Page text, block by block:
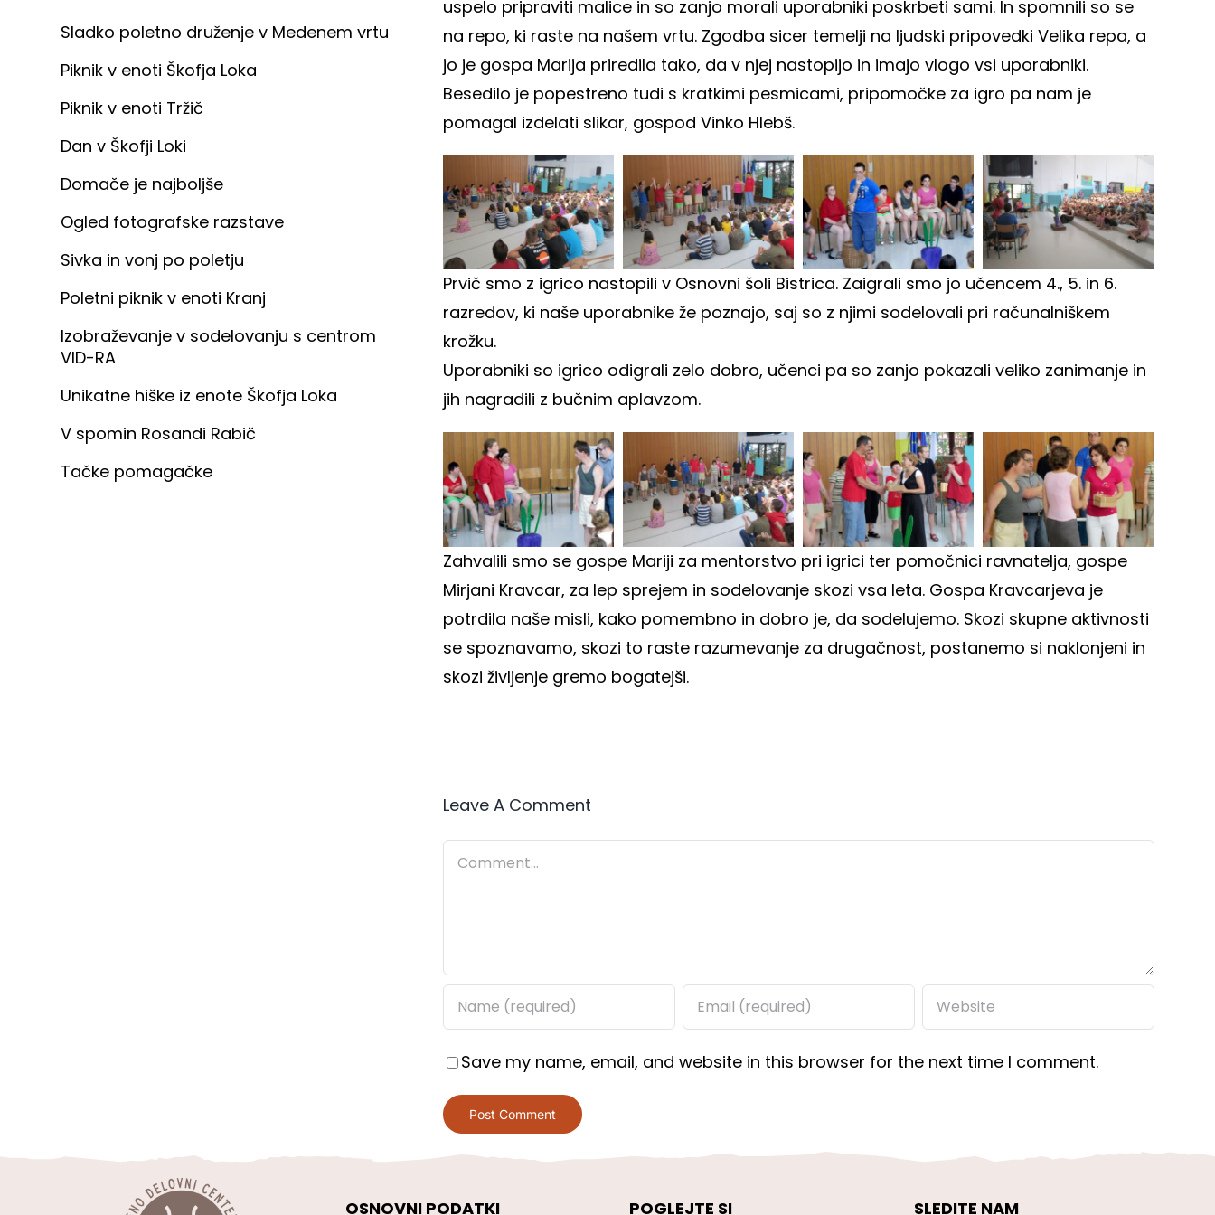
Sladko poletno druženje v Medenem vrtu
Piknik v enoti Škofja Loka
Piknik v enoti Tržič
Dan v Škofji Loki
Domače je najboljše
Ogled fotografske razstave
Sivka in vonj po poletju
Poletni piknik v enoti Kranj
Izobraževanje v sodelovanju s centrom
VID-RA
Unikatne hiške iz enote Škofja Loka
V spomin Rosandi Rabič
Tačke pomagačke
uspelo pripraviti malice in so zanjo morali uporabniki poskrbeti sami. In spomnili so se
na repo, ki raste na našem vrtu. Zgodba sicer temelji na ljudski pripovedki Velika repa, a
jo je gospa Marija priredila tako, da v njej nastopijo in imajo vlogo vsi uporabniki.
Besedilo je popestreno tudi s kratkimi pesmicami, pripomočke za igro pa nam je
pomagal izdelati slikar, gospod Vinko Hlebš.
Prvič smo z igrico nastopili v Osnovni šoli Bistrica. Zaigrali smo jo učencem 4., 5. in 6.
razredov, ki naše uporabnike že poznajo, saj so z njimi sodelovali pri računalniškem
krožku.
Uporabniki so igrico odigrali zelo dobro, učenci pa so zanjo pokazali veliko zanimanje in
jih nagradili z bučnim aplavzom.
Zahvalili smo se gospe Mariji za mentorstvo pri igrici ter pomočnici ravnatelja, gospe
Mirjani Kravcar, za lep sprejem in sodelovanje skozi vsa leta. Gospa Kravcarjeva je
potrdila naše misli, kako pomembno in dobro je, da sodelujemo. Skozi skupne aktivnosti
se spoznavamo, skozi to raste razumevanje za drugačnost, postanemo si naklonjeni in
skozi življenje gremo bogatejši.
Leave A Comment
Comment
Save my name, email, and website in this browser for the next time I comment.
OSNOVNI PODATKI POGLEJTE SI SLEDITE NAM